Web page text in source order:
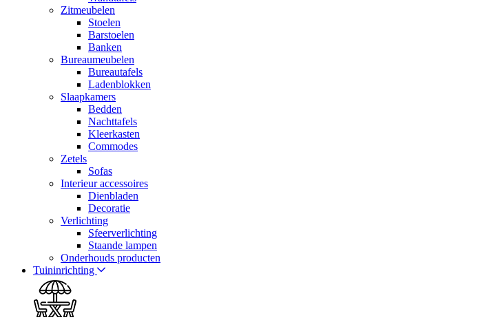
Zitmeubelen
Stoelen
Barstoelen
Banken
Bureaumeubelen
Bureautafels
Ladenblokken
Slaapkamers
Bedden
Nachttafels
Kleerkasten
Commodes
Zetels
Sofas
Interieur accessoires
Dienbladen
Decoratie
Verlichting
Sfeerverlichting
Staande lampen
Onderhouds producten
Tuininrichting